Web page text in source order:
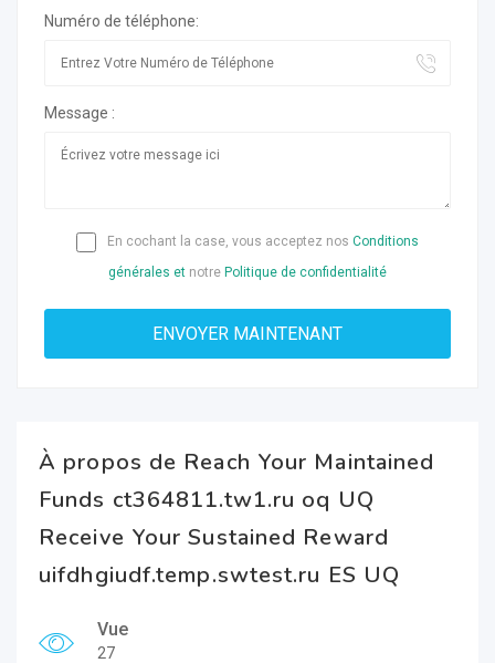
Numéro de téléphone:
Message :
En cochant la case, vous acceptez nos Conditions
générales et notre Politique de confidentialité
À propos de Reach Your Maintained
Funds ct364811.tw1.ru oq UQ
Receive Your Sustained Reward
uifdhgiudf.temp.swtest.ru ES UQ
Vue
27